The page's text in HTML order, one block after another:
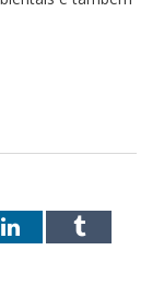
LinkedInTumblr